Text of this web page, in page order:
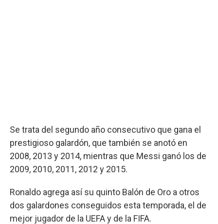
Se trata del segundo año consecutivo que gana el
prestigioso galardón, que también se anotó en
2008, 2013 y 2014, mientras que Messi ganó los de
2009, 2010, 2011, 2012 y 2015.
Ronaldo agrega así su quinto Balón de Oro a otros
dos galardones conseguidos esta temporada, el de
mejor jugador de la UEFA y de la FIFA.